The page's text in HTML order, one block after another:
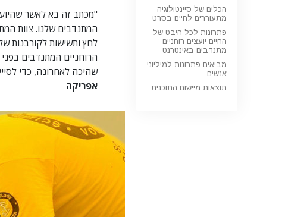
"מכתב זה בא לאשר
המתנדבים שלנו. צוות
לחץ ותשישות לקורבנות
הרוחניים המתנדבים
שהיכה לאחרונה, כדי
אפריקה
הכלים של סיינטולוגיה
מתעוררים לחיים בסרט
פתרונות לכל היבט של
החיים יועצים רוחניים
מתנדבים באינטרנט
מביאים פתרונות למיליוני
אנשים
תוצאות מיישום התוכנית